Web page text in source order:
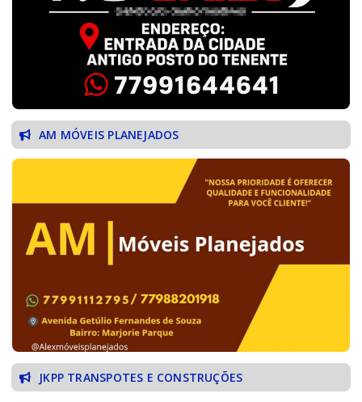
AM MÓVEIS PLANEJADOS
JKPP TRANSPOTES E CONSTRUÇÕES